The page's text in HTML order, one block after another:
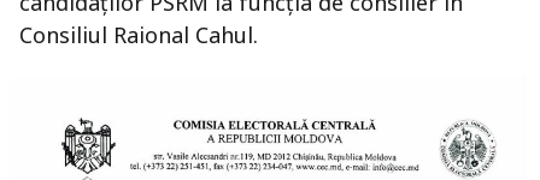
Consiliul Raional Cahul.